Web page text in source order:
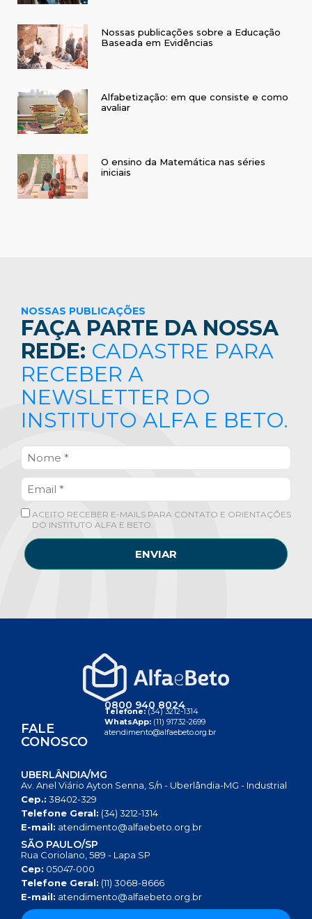
Nossas publicações sobre a Educação
Baseada em Evidências
Alfabetização: em que consiste e como
avaliar
O ensino da Matemática nas séries
iniciais
NOSSAS PUBLICAÇÕES
FAÇA PARTE DA NOSSA
REDE: CADASTRE PARA
RECEBER A
NEWSLETTER DO
INSTITUTO ALFA E BETO.
ACEITO RECEBER E-MAILS PARA CONTATO E ORIENTAÇÕES
DO INSTITUTO ALFA E BETO.
ENVIAR
FALE
CONOSCO
0800 940 8024
Telefone:(34) 3212-1314
WhatsApp: (11) 91732-2699
atendimento@alfaebeto.org.br
UBERLÂNDIA/MG
Av. Anel Viário Ayton Senna, S/n - Uberlândia-MG - Industrial
Cep.: 38402-329
Telefone Geral: (34) 3212-1314
E-mail: atendimento@alfaebeto.org.br
SÃO PAULO/SP
Rua Coriolano, 589 - Lapa SP
Cep: 05047-000
Telefone Geral: (11) 3068-8666
E-mail: atendimento@alfaebeto.org.br